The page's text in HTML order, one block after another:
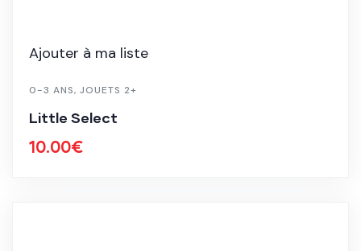
Ajouter à ma liste
0-3 ANS, JOUETS 2+
Little Select
10.00€